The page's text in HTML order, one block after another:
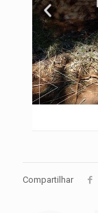
Compartilhar